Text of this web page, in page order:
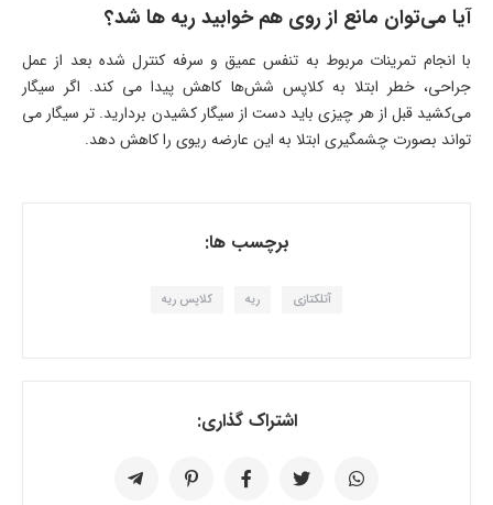
آیا می‌توان مانع از روی هم خوابید ریه ها شد؟
با انجام تمرینات مربوط به تنفس عمیق و سرفه کنترل شده بعد از عمل
جراحی، خطر ابتلا به کلاپس شش‌ها کاهش پیدا می کند. اگر سیگار
می‌کشید قبل از هر چیزی باید دست از سیگار کشیدن بردارید. تر سیگار می
تواند بصورت چشمگیری ابتلا به این عارضه ریوی را کاهش دهد.
برچسب ها:
آتلکتازی ریه کلاپس ریه
اشتراک گذاری: